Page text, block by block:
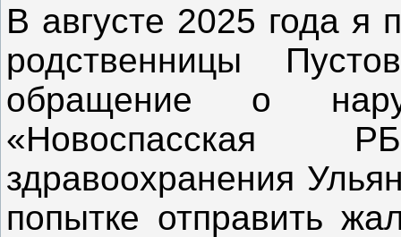
В августе 2025 года я
родственницы
обращение о
«Новоспасская
здравоохранения
попытке отправить